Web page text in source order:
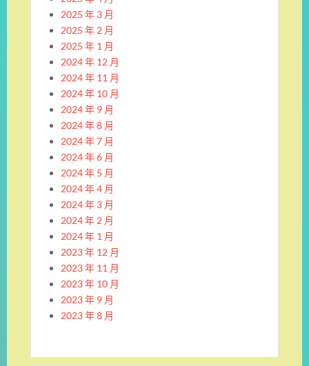
2025 年 3 月
2025 年 2 月
2025 年 1 月
2024 年 12 月
2024 年 11 月
2024 年 10 月
2024 年 9 月
2024 年 8 月
2024 年 7 月
2024 年 6 月
2024 年 5 月
2024 年 4 月
2024 年 3 月
2024 年 2 月
2024 年 1 月
2023 年 12 月
2023 年 11 月
2023 年 10 月
2023 年 9 月
2023 年 8 月